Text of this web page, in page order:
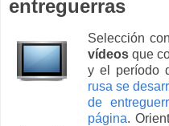
entreguerras
Selección
vídeosque
y el período
rusa se
de
página.